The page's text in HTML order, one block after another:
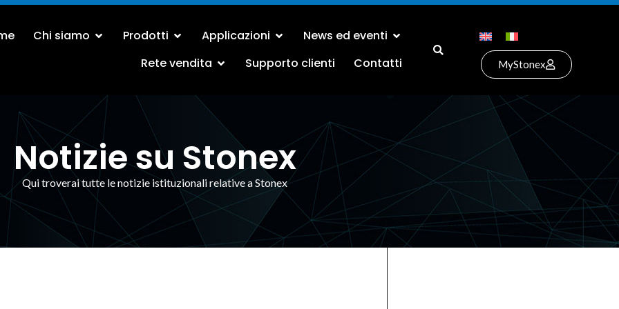
Chi siamo Prodotti Applicazioni
News ed eventi
Rete vendita
Supporto clienti Contatti MyStonex
Notizie su Stonex
Qui troverai tutte le notizie istituzionali relative a Stonex